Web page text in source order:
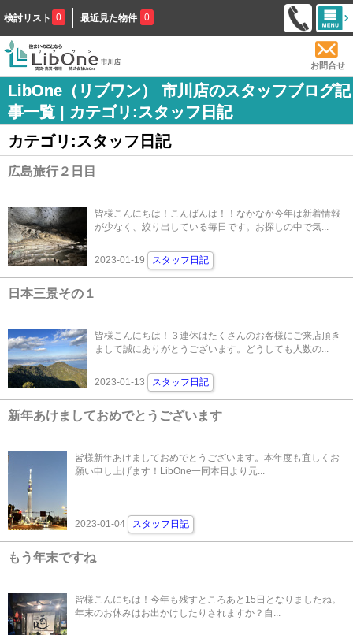
検討リスト 0 最近見た物件 0
お問合せ
LibOne（リブワン） 市川店のスタッフブログ記
事一覧 | カテゴリ:スタッフ日記
カテゴリ:スタッフ日記
広島旅行２日目
皆様こんにちは！こんばんは！！なかなか今年は新着情報
が少なく、絞り出している毎日です。お探しの中で気...
2023-01-19 スタッフ日記
日本三景その１
皆様こんにちは！３連休はたくさんのお客様にご来店頂き
まして誠にありがとうございます。どうしても人数の...
2023-01-13 スタッフ日記
新年あけましておめでとうございます
皆様新年あけましておめでとうございます。本年度も宜しくお
願い申し上げます！LibOne一同本日より元...
2023-01-04 スタッフ日記
もう年末ですね
皆様こんにちは！今年も残すところあと15日となりましたね。
年末のお休みはお出かけしたりされますか？自...